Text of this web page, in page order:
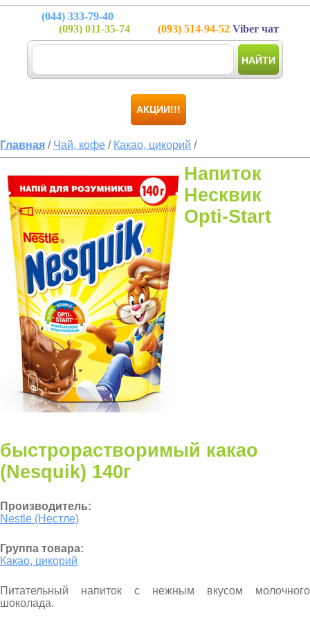
(044) 333-79-40
(093) 011-35-74 (093) 514-94-52 Viber чат
НАЙТИ
АКЦИИ!!!
Главная / Чай, кофе / Какао, цикорий /
Напиток
Несквик
Opti-Start
быстрорастворимый какао
(Nesquik) 140г
Производитель:
Nestle (Нестле)
Группа товара:
Какао, цикорий
Питательный напиток с нежным вкусом молочного
шоколада.